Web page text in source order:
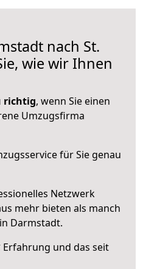
nach St.
wie wir Ihnen
richtig, wenn Sie einen
Umzugsfirma
für Sie genau
Netzwerk
mehr bieten als manch
Darmstadt.
Erfahrung und das seit